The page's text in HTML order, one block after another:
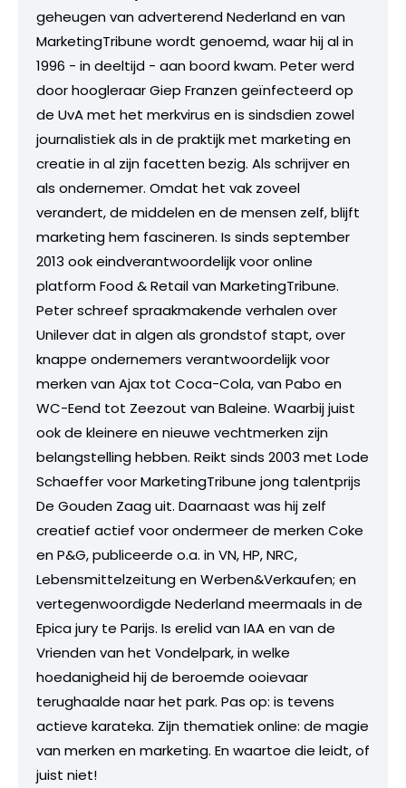
geheugen van adverterend Nederland en van
MarketingTribune wordt genoemd, waar hij al in
1996 - in deeltijd - aan boord kwam. Peter werd
door hoogleraar Giep Franzen geïnfecteerd op
de UvA met het merkvirus en is sindsdien zowel
journalistiek als in de praktijk met marketing en
creatie in al zijn facetten bezig. Als schrijver en
als ondernemer. Omdat het vak zoveel
verandert, de middelen en de mensen zelf, blijft
marketing hem fascineren. Is sinds september
2013 ook eindverantwoordelijk voor online
platform Food & Retail van MarketingTribune.
Peter schreef spraakmakende verhalen over
Unilever dat in algen als grondstof stapt, over
knappe ondernemers verantwoordelijk voor
merken van Ajax tot Coca-Cola, van Pabo en
WC-Eend tot Zeezout van Baleine. Waarbij juist
ook de kleinere en nieuwe vechtmerken zijn
belangstelling hebben. Reikt sinds 2003 met Lode
Schaeffer voor MarketingTribune jong talentprijs
De Gouden Zaag uit. Daarnaast was hij zelf
creatief actief voor ondermeer de merken Coke
en P&G, publiceerde o.a. in VN, HP, NRC,
Lebensmittelzeitung en Werben&Verkaufen; en
vertegenwoordigde Nederland meermaals in de
Epica jury te Parijs. Is erelid van IAA en van de
Vrienden van het Vondelpark, in welke
hoedanigheid hij de beroemde ooievaar
terughaalde naar het park. Pas op: is tevens
actieve karateka. Zijn thematiek online: de magie
van merken en marketing. En waartoe die leidt, of
juist niet!